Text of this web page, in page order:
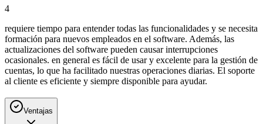
4
requiere tiempo para entender todas las funcionalidades y se necesita
formación para nuevos empleados en el software. Además, las
actualizaciones del software pueden causar interrupciones
ocasionales. en general es fácil de usar y excelente para la gestión de
cuentas, lo que ha facilitado nuestras operaciones diarias. El soporte
al cliente es eficiente y siempre disponible para ayudar.
Ventajas